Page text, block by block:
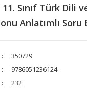
11. Sınıf Türk Dili
Anlatımlı Soru
350729
9786051236124
232